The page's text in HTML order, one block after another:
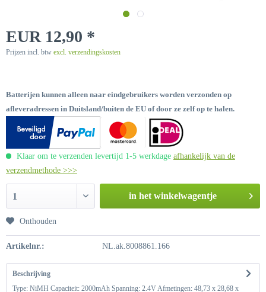
EUR 12,90 *
Prijzen incl. btw excl. verzendingskosten
Batterijen kunnen alleen naar eindgebruikers worden verzonden op
afleveradressen in Duitsland/buiten de EU of door ze zelf op te halen.
Klaar om te verzenden levertijd 1-5 werkdage afhankelijk van de
verzendmethode >>>
1 in het winkelwagentje
Onthouden
Artikelnr.: NL.ak.8008861.166
Beschrijving
Type: NiMH Capaciteit: 2000mAh Spanning: 2.4V Afmetingen: 48,73 x 28,68 x